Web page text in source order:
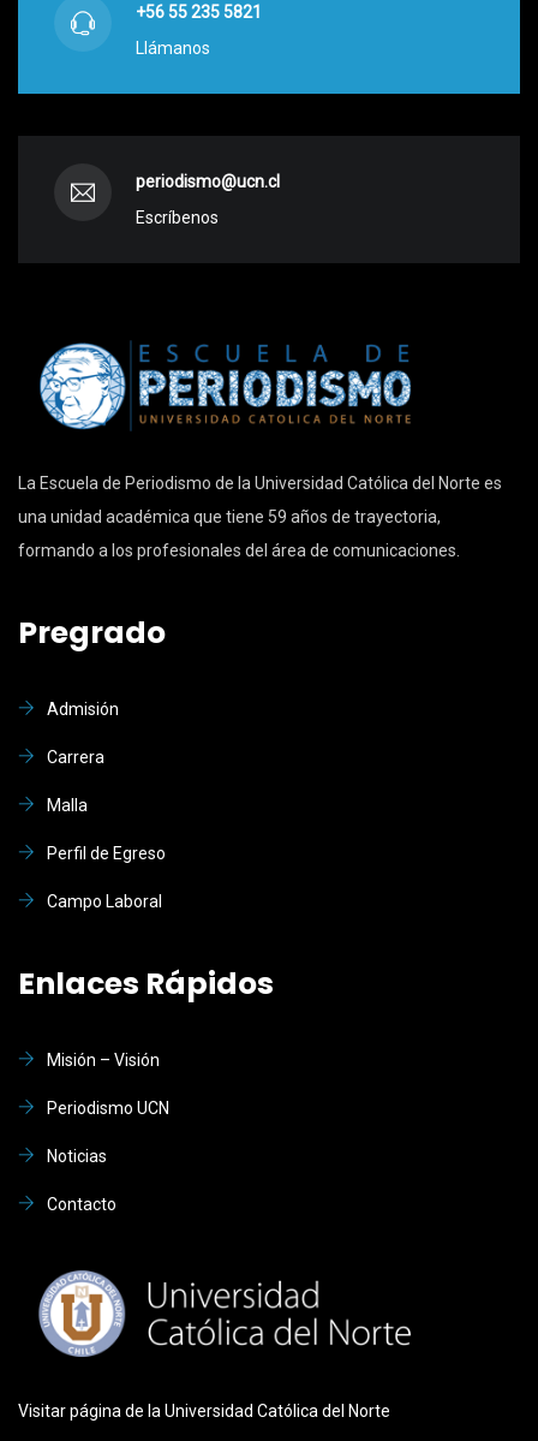
+56 55 235 5821
Llámanos
periodismo@ucn.cl
Escríbenos
La Escuela de Periodismo de la Universidad Católica del Norte es
una unidad académica que tiene 59 años de trayectoria,
formando a los profesionales del área de comunicaciones.
Pregrado
Admisión
Carrera
Malla
Perfil de Egreso
Campo Laboral
Enlaces Rápidos
Misión – Visión
Periodismo UCN
Noticias
Contacto
Visitar página de la Universidad Católica del Norte